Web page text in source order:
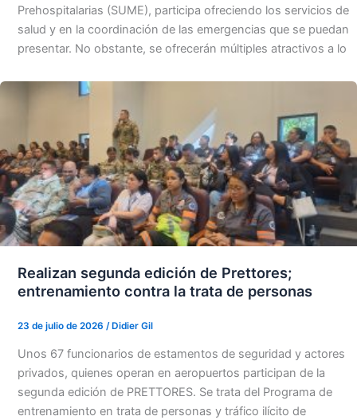
Prehospitalarias (SUME), participa ofreciendo los servicios de
salud y en la coordinación de las emergencias que se puedan
presentar. No obstante, se ofrecerán múltiples atractivos a lo
Realizan segunda edición de Prettores;
entrenamiento contra la trata de personas
23 de julio de 2026 / Didier Gil
Unos 67 funcionarios de estamentos de seguridad y actores
privados, quienes operan en aeropuertos participan de la
segunda edición de PRETTORES. Se trata del Programa de
entrenamiento en trata de personas y tráfico ilícito de